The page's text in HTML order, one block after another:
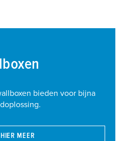
bieden voor bijna
MEER